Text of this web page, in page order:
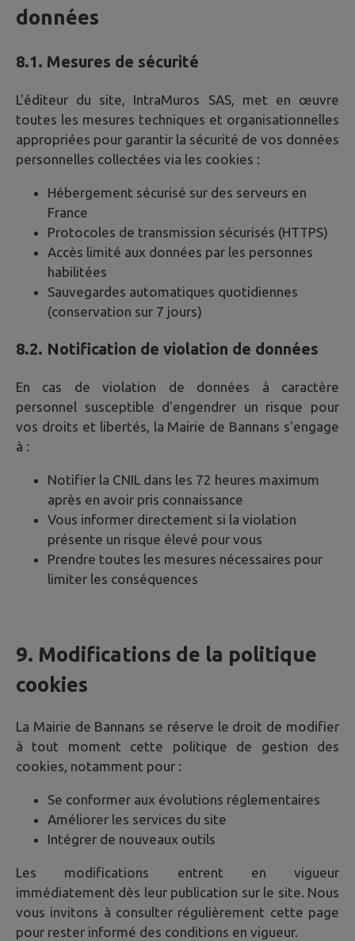
données
8.1. Mesures de sécurité
L'éditeur du site, IntraMuros SAS, met en œuvre
toutes les mesures techniques et organisationnelles
appropriées pour garantir la sécurité de vos données
personnelles collectées via les cookies :
Hébergement sécurisé sur des serveurs en
France
Protocoles de transmission sécurisés (HTTPS)
Accès limité aux données par les personnes
habilitées
Sauvegardes automatiques quotidiennes
(conservation sur 7 jours)
8.2. Notification de violation de données
En cas de violation de données à caractère
personnel susceptible d'engendrer un risque pour
vos droits et libertés, la Mairie de Bannans s'engage
à :
Notifier la CNIL dans les 72 heures maximum
après en avoir pris connaissance
Vous informer directement si la violation
présente un risque élevé pour vous
Prendre toutes les mesures nécessaires pour
limiter les conséquences
9. Modifications de la politique
cookies
La Mairie de Bannans se réserve le droit de modifier
à tout moment cette politique de gestion des
cookies, notamment pour :
Se conformer aux évolutions réglementaires
Améliorer les services du site
Intégrer de nouveaux outils
Les modifications entrent en vigueur
immédiatement dès leur publication sur le site. Nous
vous invitons à consulter régulièrement cette page
pour rester informé des conditions en vigueur.